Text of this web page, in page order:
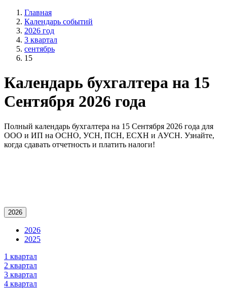
Главная
Календарь событий
2026 год
3 квартал
сентябрь
15
Календарь бухгалтера на 15
Сентября 2026 года
Полный календарь бухгалтера на 15 Сентября 2026 года для
OOO и ИП на ОСНО, УСН, ПСН, ЕСХН и АУСН. Узнайте,
когда сдавать отчетность и платить налоги!
2026
2026
2025
1 квартал
2 квартал
3 квартал
4 квартал